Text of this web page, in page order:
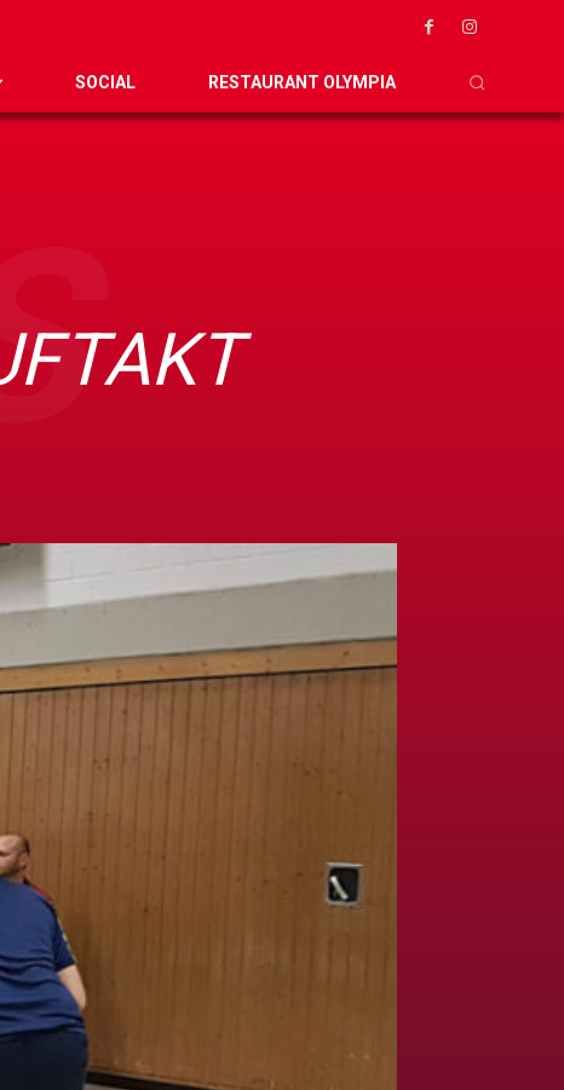
SOCIAL RESTAURANT OLYMPIA